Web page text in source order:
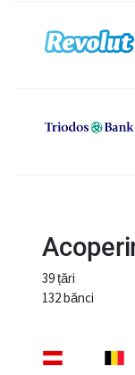
39 țări
132 bănci